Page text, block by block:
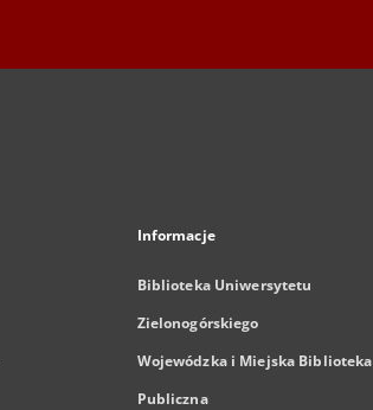
Informacje
Biblioteka Uniwersytetu
Zielonogórskiego
Wojewódzka i Miejska Biblioteka
Publiczna